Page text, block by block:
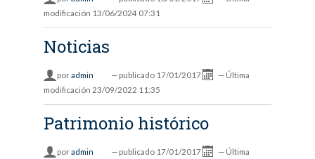
modificación 13/06/2024 07:31
Noticias
poradmin — publicado 17/01/2017 — Última
modificación 23/09/2022 11:35
Patrimonio histórico
poradmin — publicado 17/01/2017 — Última